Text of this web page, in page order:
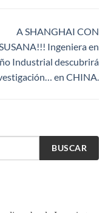
A SHANGHAI CON
Ingeniera en
Industrial descubrirá
en CHINA.
BUSCAR